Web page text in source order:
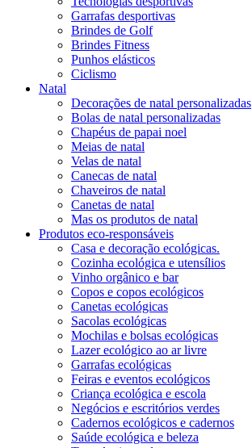
Garrafas desportivas
Brindes de Golf
Brindes Fitness
Punhos elásticos
Ciclismo
Natal
Decorações de natal personalizadas
Bolas de natal personalizadas
Chapéus de papai noel
Meias de natal
Velas de natal
Canecas de natal
Chaveiros de natal
Canetas de natal
Mas os produtos de natal
Produtos eco-responsáveis
Casa e decoração ecológicas.
Cozinha ecológica e utensílios
Vinho orgânico e bar
Copos e copos ecológicos
Canetas ecológicas
Sacolas ecológicas
Mochilas e bolsas ecológicas
Lazer ecológico ao ar livre
Garrafas ecológicas
Feiras e eventos ecológicos
Criança ecológica e escola
Negócios e escritórios verdes
Cadernos ecológicos e cadernos
Saúde ecológica e beleza